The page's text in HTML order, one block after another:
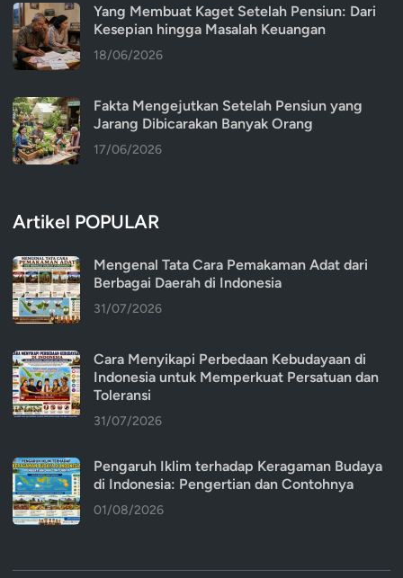
Yang Membuat Kaget Setelah Pensiun: Dari
Kesepian hingga Masalah Keuangan
18/06/2026
Fakta Mengejutkan Setelah Pensiun yang
Jarang Dibicarakan Banyak Orang
17/06/2026
Artikel POPULAR
Mengenal Tata Cara Pemakaman Adat dari
Berbagai Daerah di Indonesia
31/07/2026
Cara Menyikapi Perbedaan Kebudayaan di
Indonesia untuk Memperkuat Persatuan dan
Toleransi
31/07/2026
Pengaruh Iklim terhadap Keragaman Budaya
di Indonesia: Pengertian dan Contohnya
01/08/2026